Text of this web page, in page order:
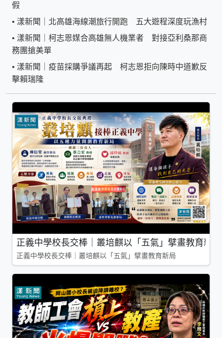
假
• 漾新聞｜北高雄海線潮旅行開跑 五大遊程深度玩漁村
• 漾新聞｜柯志恩媒合高雄無人機業者 對接亞利桑那商
務團搶美單
• 漾新聞｜疫苗採購爭議再起 柯志恩拒向陳時中道歉反
擊賴瑞隆
正義中學校長交棒｜叢培麒以「五氣」擘畫教育新局
正義中學校長交棒｜叢培麒以「五氣」擘畫教育新局